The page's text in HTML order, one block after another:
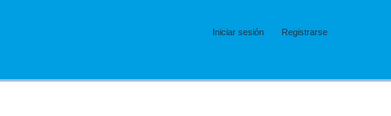
Iniciar sesión Registrarse